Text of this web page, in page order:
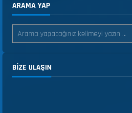
ARAMA YAP
BIZE ULAŞIN